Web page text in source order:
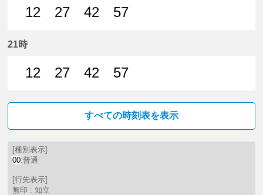
12
27
42
57
21時
12
27
42
57
すべての時刻表を表示
[種別表示]
00:普通
[行先表示]
無印 : 知立